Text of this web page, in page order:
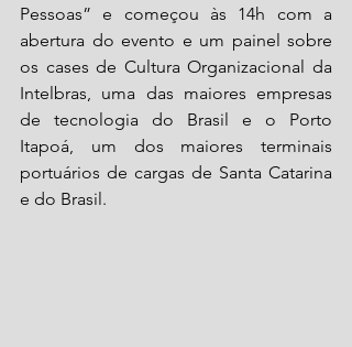
Pessoas” e começou às 14h com a
abertura do evento e um painel sobre
os cases de Cultura Organizacional da
Intelbras, uma das maiores empresas
de tecnologia do Brasil e o Porto
Itapoá, um dos maiores terminais
portuários de cargas de Santa Catarina
e do Brasil.